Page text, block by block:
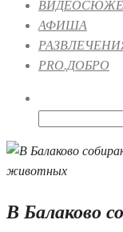
АФИША
PRO.ДОБРО
В Балаково